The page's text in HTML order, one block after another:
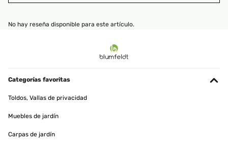
No hay reseña disponible para este artículo.
Categorías favoritas
Toldos, Vallas de privacidad
Muebles de jardín
Carpas de jardín